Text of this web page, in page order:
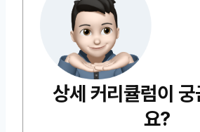
상세 커리큘럼이
요?